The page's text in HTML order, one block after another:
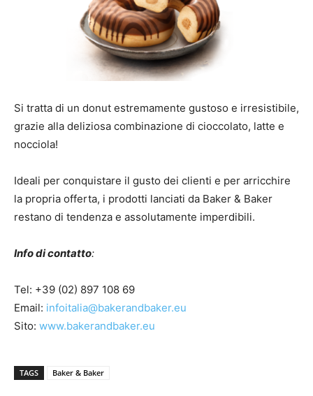
Si tratta di un donut estremamente gustoso e irresistibile,
grazie alla deliziosa combinazione di cioccolato, latte e
nocciola!
Ideali per conquistare il gusto dei clienti e per arricchire
la propria offerta, i prodotti lanciati da Baker & Baker
restano di tendenza e assolutamente imperdibili.
Info di contatto:
Tel: +39 (02) 897 108 69
Email: infoitalia@bakerandbaker.eu
Sito: www.bakerandbaker.eu
TAGS Baker & Baker